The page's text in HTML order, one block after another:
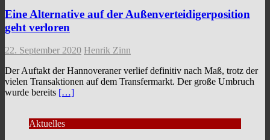
Eine Alternative auf der Außenverteidigerposition
geht verloren
22. September 2020 Henrik Zinn
Der Auftakt der Hannoveraner verlief definitiv nach Maß, trotz der
vielen Transaktionen auf dem Transfermarkt. Der große Umbruch
wurde bereits […]
Aktuelles